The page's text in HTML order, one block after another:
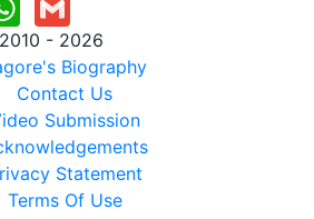
- 2026
Biography
Contact Us
Submission
Statement
Terms Of Use